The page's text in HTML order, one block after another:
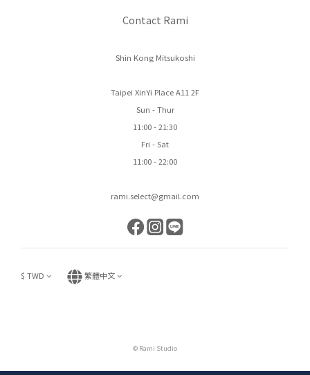
Contact Rami
Shin Kong Mitsukoshi
Taipei XinYi Place A11 2F
Sun - Thur
11:00 - 21:30
Fri - Sat
11:00 - 22:00
rami.select@gmail.com
$ TWD 繁體中文
© Rami Studio